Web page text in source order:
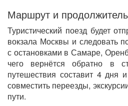
Маршрут и
Туристический поезд будет
вокзала Москвы и следовать
с остановками в Самаре,
чего вернётся обратно в
путешествия составит 4 дня
совместить переезды,
пути.